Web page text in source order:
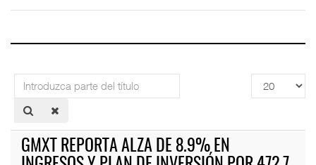
Introduzca
parte
del
Cantidad
a
GMXT REPORTA ALZA DE 8.9% EN